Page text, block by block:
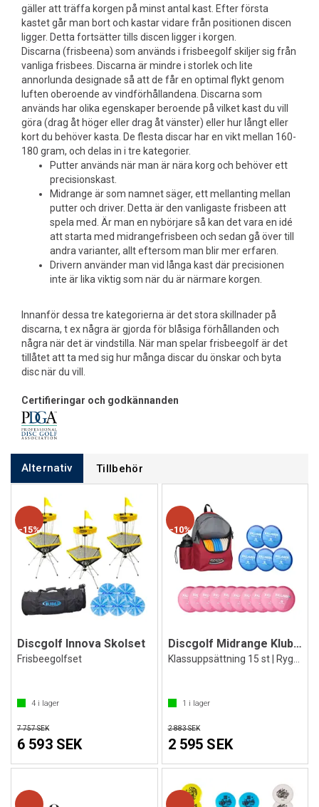
gäller att träffa korgen på minst antal kast. Efter första
kastet går man bort och kastar vidare från positionen discen
ligger. Detta fortsätter tills discen ligger i korgen.
Discarna (frisbeena) som används i frisbeegolf skiljer sig från
vanliga frisbees. Discarna är mindre i storlek och lite
annorlunda designade så att de får en optimal flykt genom
luften oberoende av vindförhållandena. Discarna som
används har olika egenskaper beroende på vilket kast du vill
göra (drag åt höger eller drag åt vänster) eller hur långt eller
kort du behöver kasta. De flesta discar har en vikt mellan 160-
180 gram, och delas in i tre kategorier.
Putter används när man är nära korg och behöver ett
precisionskast.
Midrange är som namnet säger, ett mellanting mellan
putter och driver. Detta är den vanligaste frisbeen att
spela med. Är man en nybörjare så kan det vara en idé
att starta med midrangefrisbeen och sedan gå över till
andra varianter, allt eftersom man blir mer erfaren.
Drivern använder man vid långa kast där precisionen
inte är lika viktig som när du är närmare korgen.
Innanför dessa tre kategorierna är det stora skillnader på
discarna, t ex några är gjorda för blåsiga förhållanden och
några när det är vindstilla. När man spelar frisbeegolf är det
tillåtet att ta med sig hur många discar du önskar och byta
disc när du vill.
Certifieringar och godkännanden
Alternativ Tillbehör
15%
Discgolf Innova Skolset
Frisbeegolfset
4 i lager
7 757 SEK
6 593 SEK
10%
Discgolf Midrange Klubben Set
1 i lager
2 883 SEK
2 595 SEK